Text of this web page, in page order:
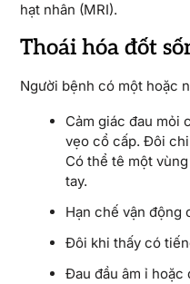
hạt nhân (MRI).
Thoái hóa đốt
Người bệnh có một hoặc
Cảm giác đau mỏi
vẹo cổ cấp. Đôi
Có thể tê một
tay.
Hạn chế vận động
Đôi khi thấy có
Đau đầu âm ỉ hoặc